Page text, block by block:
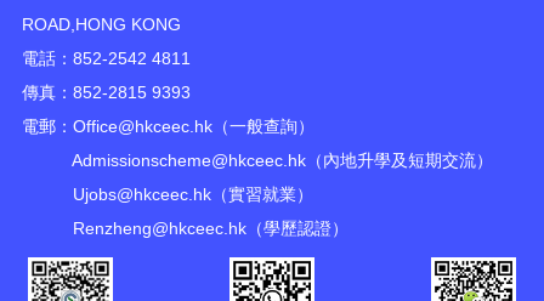
ROAD,HONG KONG
電話：852-2542 4811
傳真：852-2815 9393
電郵： Office@hkceec.hk（一般查詢）
Admissionscheme@hkceec.hk（內地升學及短期交流）
Ujobs@hkceec.hk（實習就業）
Renzheng@hkceec.hk（學歷認證）